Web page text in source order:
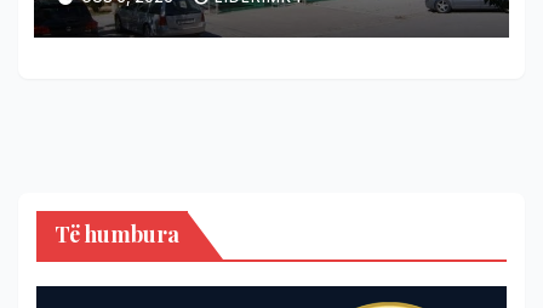
Të humbura